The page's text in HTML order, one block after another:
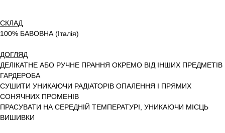
СКЛАД
100% БАВОВНА (Італія)
ДОГЛЯД
ДЕЛІКАТНЕ АБО РУЧНЕ ПРАННЯ ОКРЕМО ВІД ІНШИХ ПРЕДМЕТІВ
ГАРДЕРОБА
СУШИТИ УНИКАЮЧИ РАДІАТОРІВ ОПАЛЕННЯ І ПРЯМИХ
СОНЯЧНИХ ПРОМЕНІВ
ПРАСУВАТИ НА СЕРЕДНІЙ ТЕМПЕРАТУРІ, УНИКАЮЧИ МІСЦЬ
ВИШИВКИ